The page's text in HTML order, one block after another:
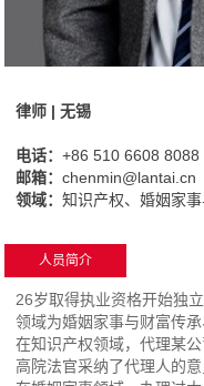
律师 | 无锡
电话：+86 510 6608 8088
邮箱：chenmin@lantai.cn
领域：知识产权、婚姻家
人员简介
26岁取得执业资格开始独
领域为婚姻家事与财富传
在知识产权领域，代理某
高院法官采纳了代理人的